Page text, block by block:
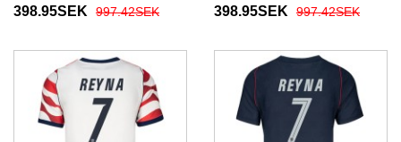
fotbollskläder VM 2026
398.95SEK 997.42SEK
fotbollskläder VM 2026
398.95SEK 997.42SEK